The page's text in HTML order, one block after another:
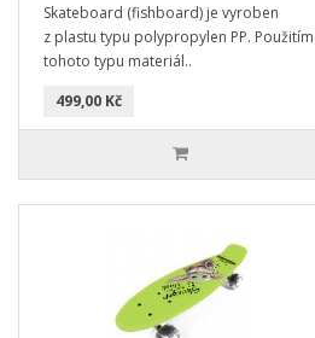
Skateboard (fishboard) je vyroben
z plastu typu polypropylen PP. Použitím
tohoto typu materiál..
499,00 Kč